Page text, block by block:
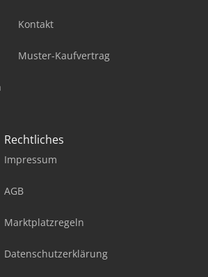
Kontakt
Muster-Kaufvertrag
Rechtliches
Impressum
AGB
Marktplatzregeln
Datenschutzerklärung